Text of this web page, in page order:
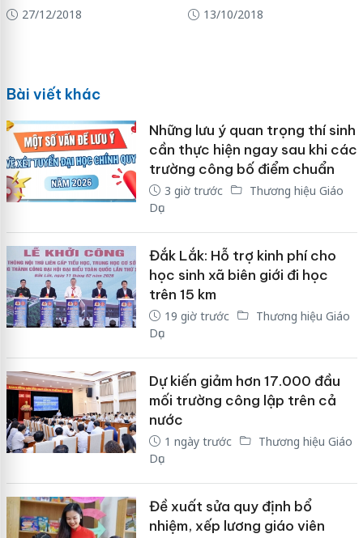
27/12/2018
13/10/2018
Bài viết khác
Những lưu ý quan trọng thí sinh
cần thực hiện ngay sau khi các
trường công bố điểm chuẩn
3 giờ trước
Thương hiệu Giáo
Dục
Đắk Lắk: Hỗ trợ kinh phí cho
học sinh xã biên giới đi học
trên 15 km
19 giờ trước
Thương hiệu Giáo
Dục
Dự kiến giảm hơn 17.000 đầu
mối trường công lập trên cả
nước
1 ngày trước
Thương hiệu Giáo
Dục
Đề xuất sửa quy định bổ
nhiệm, xếp lương giáo viên